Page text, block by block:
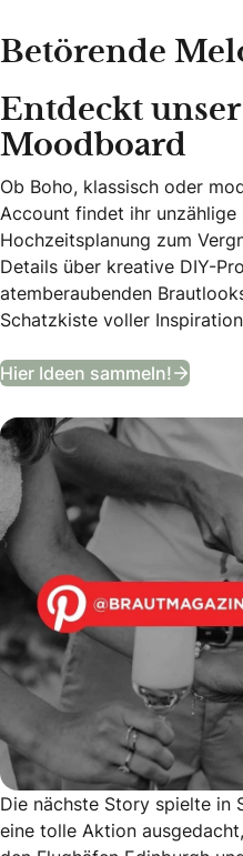
Betörende
Entdeckt
Moodboard
Ob Boho, klassisch oder
Account findet ihr unzählige
Hochzeitsplanung zum
Details über kreative DIY-
atemberaubenden
Schatzkiste voller
Hier Ideen sammeln!
Die nächste Story spielte in
eine tolle Aktion